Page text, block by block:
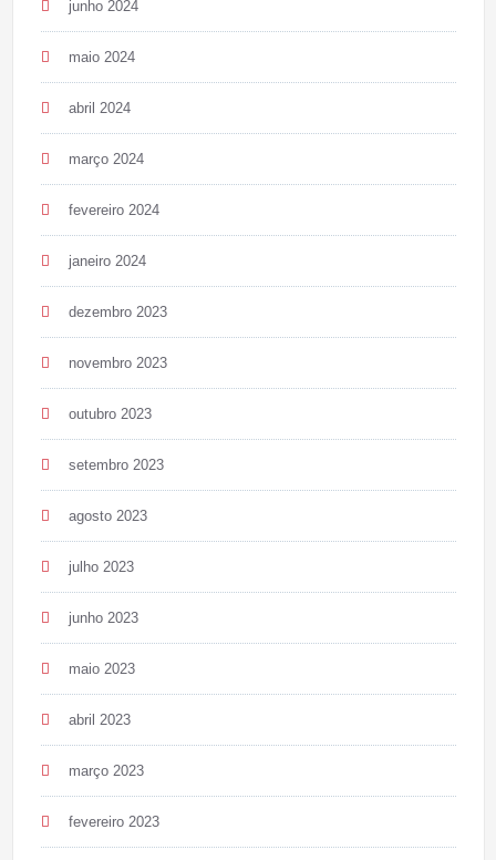
junho 2024
maio 2024
abril 2024
março 2024
fevereiro 2024
janeiro 2024
dezembro 2023
novembro 2023
outubro 2023
setembro 2023
agosto 2023
julho 2023
junho 2023
maio 2023
abril 2023
março 2023
fevereiro 2023